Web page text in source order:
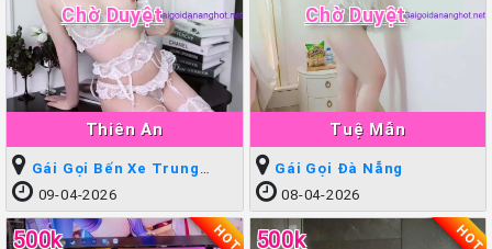
Thiên An
Chờ Duyệt
Gái Gọi Bến Xe Trung
Tâm09-04-2026
Tuệ Mẫn
Chờ Duyệt
Gái Gọi Đà Nẵng
08-04-2026
500k HOT 500k HOT